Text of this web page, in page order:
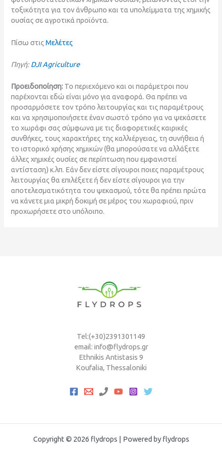
(σε σύγκριση με το σπρέι χειρός έχει μειωθεί κατά 90%).
6. Συμπέρασμα
Οι άνθρωποι έχουν συνειδητοποιήσει πολλά οφέλη από τη
χρήση των DJI Agras για ψεκασμό φυτών: Εξοικονόμηση
νερού, μη ανησυχία για πηγές νερού κατά τον ψεκασμό την
αύξηση της παραγωγής, εξοικονόμηση
φυτοπροστατευτικών χημικών ουσιών, μειώνοντας έτσι την
τοξικότητα για τον άνθρωπο και τα υπολείμματα της χημικής
ουσίας σε αγροτικά προϊόντα.
Πίσω στις Μελέτες
Πηγή: DJI Agriculture
Προειδοποίηση:Το περιεχόμενο και οι παράμετροι που
παρέχονται εδώ είναι μόνο για αναφορά. Θα πρέπει να
προσαρμόσετε τον τρόπο λειτουργίας και τις παραμέτρους
λειτουργίας θα επιλέξετε ή δεν είστε σίγουροι για την
αποτελεσματικότητα του ψεκασμού, τότε θα πρέπει πρώτα
να κάνετε μια μικρή δοκιμή σε μέρος του χωραφιού, πριν
Tel:(+30)2391301149